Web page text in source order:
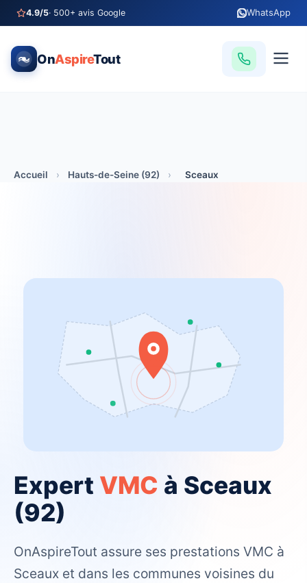
4.9/5· 500+ avis Google WhatsApp
OnAspireTout
Accueil › Hauts-de-Seine (92) › Sceaux
Expert VMC à Sceaux
(92)
OnAspireTout assure ses prestations VMC à
Sceaux et dans les communes voisines du